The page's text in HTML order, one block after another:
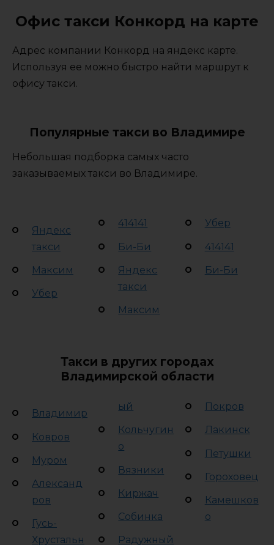
Офис такси Конкорд на карте
Адрес компании Конкорд на яндекс карте.
Используя ее можно быстро найти маршрут к
офису такси.
Популярные такси во Владимире
Небольшая подборка самых часто
заказываемых такси во Владимире.
Яндекс
такси
Максим
Убер
414141
Би-Би
Яндекс
такси
Максим
Убер
414141
Би-Би
Такси в других городах
Владимирской области
Владимир
Ковров
Муром
Александ
ров
Гусь-
Хрустальн
ый
Кольчугин
о
Вязники
Киржач
Собинка
Радужный
Покров
Лакинск
Петушки
Гороховец
Камешков
о